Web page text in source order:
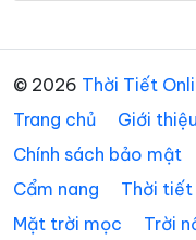
Xã Như Quỳnh
Xã Phụ Dực
Xã Quang Hưng
Xã Quỳnh An
© 2026 Thời Tiết
Trang chủ
Giới thiệu
Chính sách bảo mật
Cẩm nang
Thời
Mặt trời mọc
Trời